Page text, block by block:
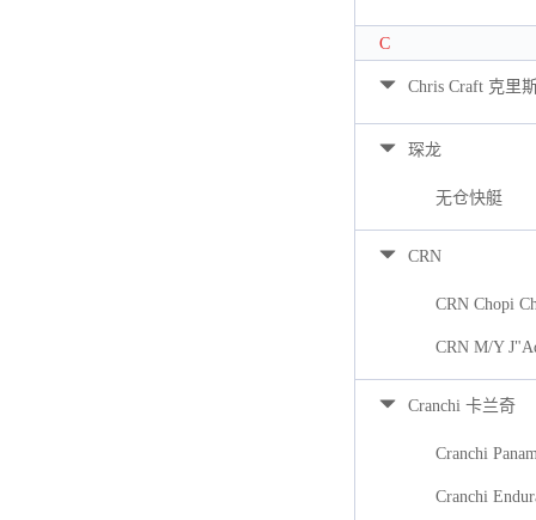
C
Chris Craft 克里
琛龙
无仓快艇
CRN
CRN Chopi
CRN M/Y
Cranchi 卡兰奇
Cranchi
Cranchi